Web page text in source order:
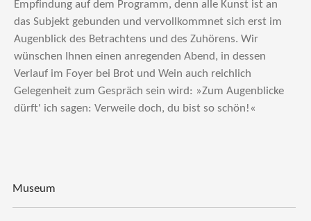
Empfindung auf dem Programm, denn alle Kunst ist an
das Subjekt gebunden und vervollkommnet sich erst im
Augenblick des Betrachtens und des Zu­hörens. Wir
wünschen Ihnen einen anregenden Abend, in dessen
Verlauf im Foyer bei Brot und Wein auch reichlich
Gelegenheit zum Gespräch sein wird: »Zum Augenblicke
dürft' ich sagen: Verweile doch, du bist so schön!«
Museum